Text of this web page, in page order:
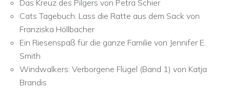
Das Kreuz des Pilgers von Petra Schier
Cats Tagebuch: Lass die Ratte aus dem Sack von
Franziska Höllbacher
Ein Riesenspaß für die ganze Familie von Jennifer E.
Smith
Windwalkers: Verborgene Flügel (Band 1) von Katja
Brandis